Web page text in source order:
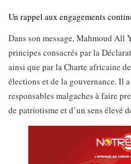
Un rappel aux engagements
Dans son message, Mahmoud All
principes consacrés par la
ainsi que par la Charte africaine
élections et de la gouvernance. Il
responsables malgaches à faire
de patriotisme et d’un sens élevé